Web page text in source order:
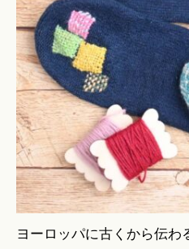
ヨーロッパに古くから伝わ